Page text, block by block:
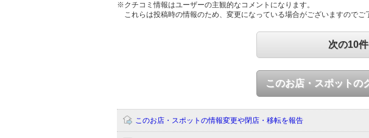
※クチコミ情報はユーザーの主観的なコメントになります。
これらは投稿時の情報のため、変更になっている場合がございますのでご
次の10件
このお店・スポットの
このお店・スポットの情報変更や閉店・移転を報告